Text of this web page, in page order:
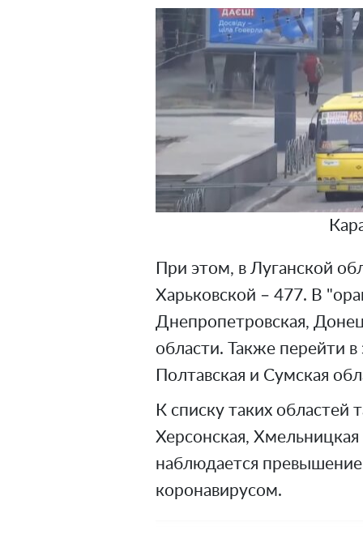
При этом, в Луганской
Харьковской – 477. В
Днепропетровская,
области. Также перейти
Полтавская и Сумская
К списку таких областей
Херсонская,
наблюдается
коронавирусом.